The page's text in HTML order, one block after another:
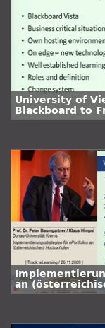
University of
Blackboard to
an